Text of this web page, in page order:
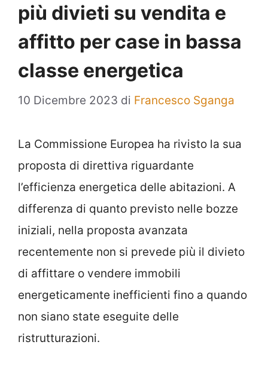
più divieti su vendita e
affitto per case in bassa
classe energetica
10 Dicembre 2023 di Francesco Sganga
La Commissione Europea ha rivisto la sua
proposta di direttiva riguardante
l’efficienza energetica delle abitazioni. A
differenza di quanto previsto nelle bozze
iniziali, nella proposta avanzata
recentemente non si prevede più il divieto
di affittare o vendere immobili
energeticamente inefficienti fino a quando
non siano state eseguite delle
ristrutturazioni.